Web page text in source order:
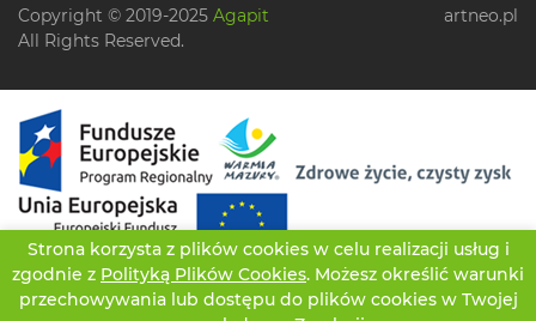
Strona korzysta z plików cookies w celu realizacji usług i
zgodnie z Polityką Plików Cookies. Możesz określić warunki
przechowywania lub dostępu do plików cookies w Twojej
Copyright © 2019-2025 Agapit
All Rights Reserved.
artneo.pl